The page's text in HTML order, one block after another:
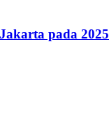
pada 2025